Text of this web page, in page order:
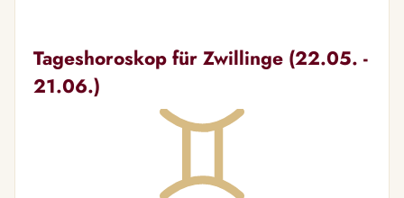
Tageshoroskop für Zwillinge (22.05. -
21.06.)